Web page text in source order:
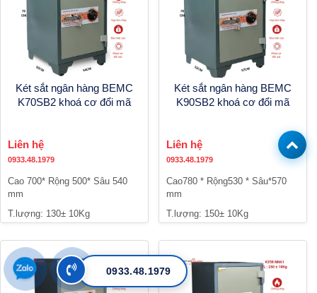
Két sắt ngân hàng BEMC
K70SB2 khoá cơ đổi mã
Liên hệ
0933.48.1979
Cao 700* Rộng 500* Sâu 540
mm
T.lượng: 130± 10Kg
Két sắt ngân hàng BEMC
K90SB2 khoá cơ đổi mã
Liên hệ
0933.48.1979
Cao780 * Rộng530 * Sâu*570
mm
T.lượng: 150± 10Kg
0933.48.1979